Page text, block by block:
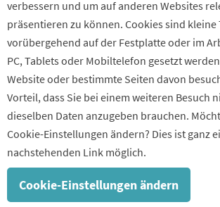
verbessern und um auf anderen Websites
präsentieren zu können. Cookies sind kleine
vorübergehend auf der Festplatte oder im
PC, Tablets oder Mobiltelefon gesetzt
Website oder bestimmte Seiten davon
Vorteil, dass Sie bei einem weiteren Besuch
dieselben Daten anzugeben brauchen.
Cookie-Einstellungen ändern? Dies ist ganz
nachstehenden Link möglich.
Cookie-Einstellungen ändern